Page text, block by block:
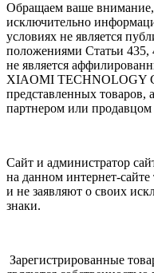
Обращаем ваше внимание,
исключительно
условиях не является
положениями Статьи 435,
не является
XIAOMI TECHNOLOGY
представленных товаров,
партнером или
Сайт и администратор
на данном интернет-
и не заявляют о своих
знаки.
Зарегистрированные